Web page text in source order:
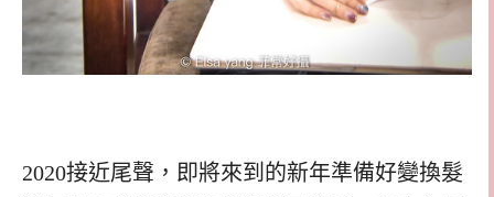
2020接近尾聲，即將來到的新年準備好變換髮